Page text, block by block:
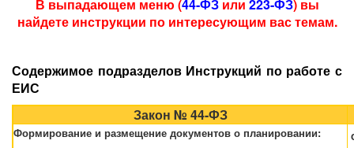
В выпадающем меню (44-ФЗили 223-ФЗ) вы
найдете инструкции по интересующим вас темам.
Содержимое подразделов Инструкций по работе с
ЕИС
Закон № 44-ФЗ
Формирование и размещение документов о планировании: